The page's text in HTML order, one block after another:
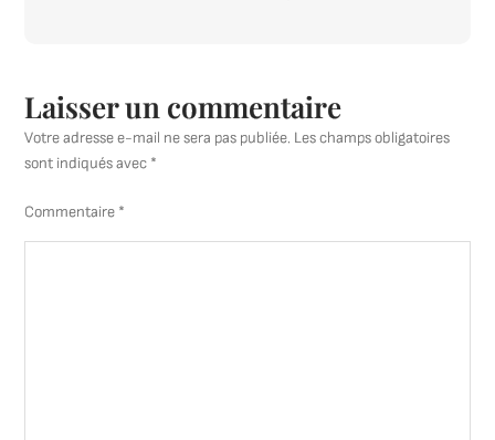
Laisser un commentaire
Votre adresse e-mail ne sera pas publiée. Les champs obligatoires
sont indiqués avec *
Commentaire *